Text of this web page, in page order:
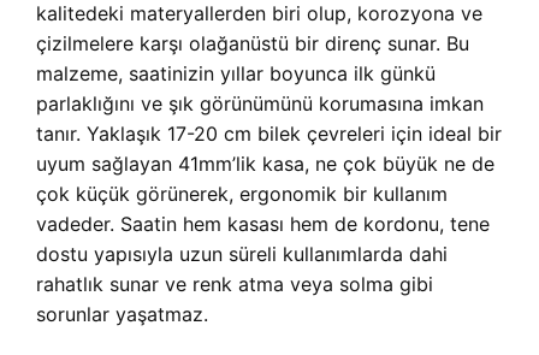
kalitedeki materyallerden biri olup, korozyona ve
çizilmelere karşı olağanüstü bir direnç sunar. Bu
malzeme, saatinizin yıllar boyunca ilk günkü
parlaklığını ve şık görünümünü korumasına imkan
tanır. Yaklaşık 17-20 cm bilek çevreleri için ideal bir
uyum sağlayan 41mm’lik kasa, ne çok büyük ne de
çok küçük görünerek, ergonomik bir kullanım
vadeder. Saatin hem kasası hem de kordonu, tene
dostu yapısıyla uzun süreli kullanımlarda dahi
rahatlık sunar ve renk atma veya solma gibi
sorunlar yaşatmaz.